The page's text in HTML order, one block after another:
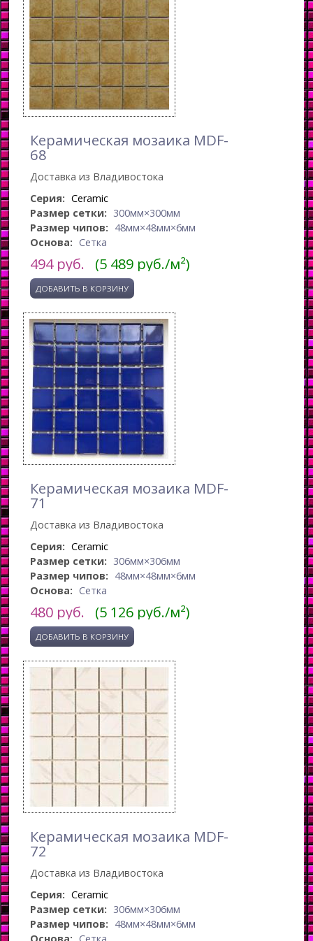
Керамическая мозаика MDF-
68
Доставка из Владивостока
Серия: Ceramic
Размер сетки: 300мм×300мм
Размер чипов: 48мм×48мм×6мм
Основа: Сетка
494руб. (5 489 руб./м²)
Керамическая мозаика MDF-
71
Доставка из Владивостока
Серия: Ceramic
Размер сетки: 306мм×306мм
Размер чипов: 48мм×48мм×6мм
Основа: Сетка
480 руб. (5 126 руб./м²)
Керамическая мозаика MDF-
72
Доставка из Владивостока
Серия: Ceramic
Размер сетки: 306мм×306мм
Размер чипов: 48мм×48мм×6мм